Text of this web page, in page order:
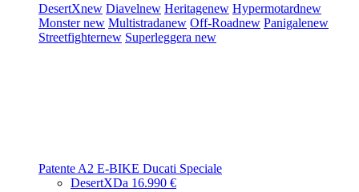
DesertXnew Diavelnew Heritagenew Hypermotardnew
Monsternew Multistradanew Off-Roadnew Panigalenew
Streetfighternew Superleggera new
Patente A2 E-BIKE Ducati Speciale
DesertXDa 16.990 €